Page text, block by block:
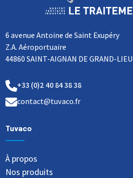
6 avenue Antoine de Saint Exupéry
Z.A. Aéroportuaire
44860 SAINT-AIGNAN DE GRAND-LIEU
+33 (0)2 40 84 38 38
contact@tuvaco.fr
Tuvaco
À propos
Nos produits